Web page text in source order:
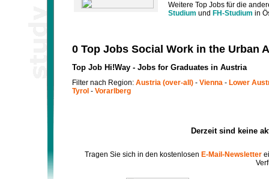
Weitere Top Jobs für die
Studium und FH-Studium in
0 Top Jobs Social Work in the Urban
Top Job Hi!Way - Jobs for Graduates in Austria
Filter nach Region: Austria (over-all) - Vienna - Lower
Tyrol - Vorarlberg
Derzeit sind keine
Tragen Sie sich in den kostenlosen E-Mail-Newsletter